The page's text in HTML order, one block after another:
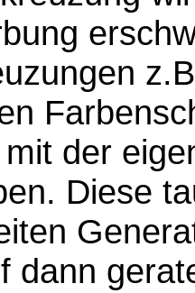
der
Diese
dann